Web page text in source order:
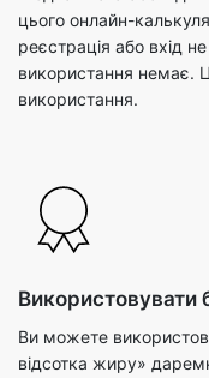
цього онлайн-
реєстрація або вхід
використання немає.
використання.
Використовувати
Ви можете
відсотка жиру»